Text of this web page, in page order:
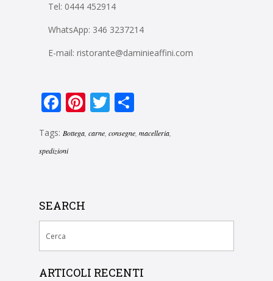
Tel: 0444 452914
WhatsApp: 346 3237214
E-mail: ristorante@daminieaffini.com
Facebook
Pinterest
Twitter
Tags: Bottega carne consegne macelleria
spedizioni
SEARCH
ARTICOLI RECENTI